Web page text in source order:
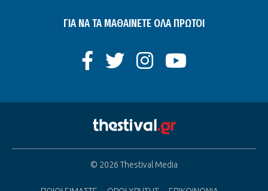
ΓΙΑ ΝΑ ΤΑ ΜΑΘΑΙΝΕΤΕ ΟΛΑ ΠΡΩΤΟΙ
© 2026 Thestival Media